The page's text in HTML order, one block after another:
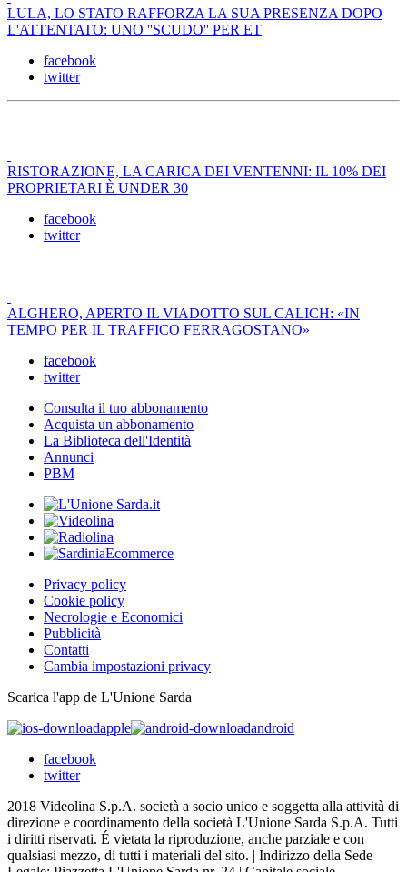
LULA, LO STATO RAFFORZA LA SUA PRESENZA DOPO
L'ATTENTATO: UNO ''SCUDO'' PER ET
facebook
twitter
RISTORAZIONE, LA CARICA DEI VENTENNI: IL 10% DEI
PROPRIETARI È UNDER 30
facebook
twitter
ALGHERO, APERTO IL VIADOTTO SUL CALICH: «IN
TEMPO PER IL TRAFFICO FERRAGOSTANO»
facebook
twitter
Consulta il tuo abbonamento
Acquista un abbonamento
La Biblioteca dell'Identità
Annunci
PBM
Privacy policy
Cookie policy
Necrologie e Economici
Pubblicità
Contatti
Cambia impostazioni privacy
Scarica l'app de L'Unione Sarda
apple
android
facebook
twitter
2018 Videolina S.p.A. società a socio unico e soggetta alla attività di
direzione e coordinamento della società L'Unione Sarda S.p.A. Tutti
i diritti riservati. É vietata la riproduzione, anche parziale e con
qualsiasi mezzo, di tutti i materiali del sito. | Indirizzo della Sede